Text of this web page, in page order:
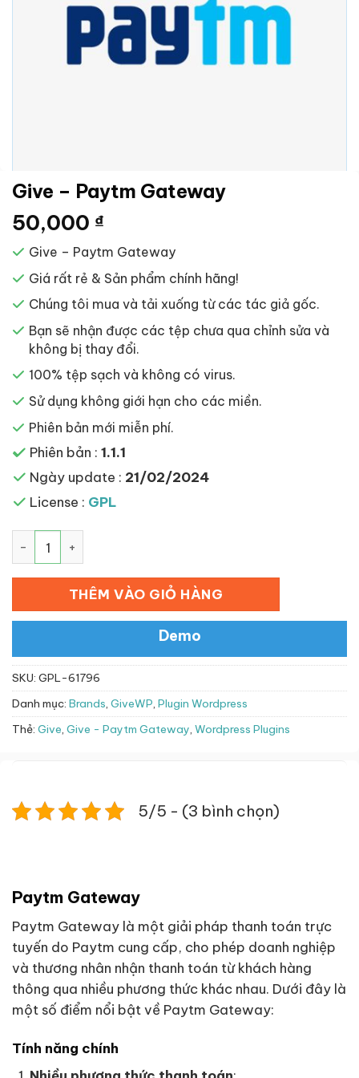
Give – Paytm Gateway
50,000 ₫
Give – Paytm Gateway
Giá rất rẻ & Sản phẩm chính hãng!
Chúng tôi mua và tải xuống từ các tác giả gốc.
Bạn sẽ nhận được các tệp chưa qua chỉnh sửa và
không bị thay đổi.
100% tệp sạch và không có virus.
Sử dụng không giới hạn cho các miền.
Phiên bản mới miễn phí.
Phiên bản : 1.1.1
Ngày update : 21/02/2024
License : GPL
THÊM VÀO GIỎ HÀNG
Demo
SKU: GPL-61796
Danh mục: Brands, GiveWP, Plugin Wordpress
Thẻ: Give, Give - Paytm Gateway, Wordpress Plugins
5/5 - (3 bình chọn)
Paytm Gateway
Paytm Gateway là một giải pháp thanh toán trực
tuyến do Paytm cung cấp, cho phép doanh nghiệp
và thương nhân nhận thanh toán từ khách hàng
thông qua nhiều phương thức khác nhau. Dưới đây là
một số điểm nổi bật về Paytm Gateway:
Tính năng chính